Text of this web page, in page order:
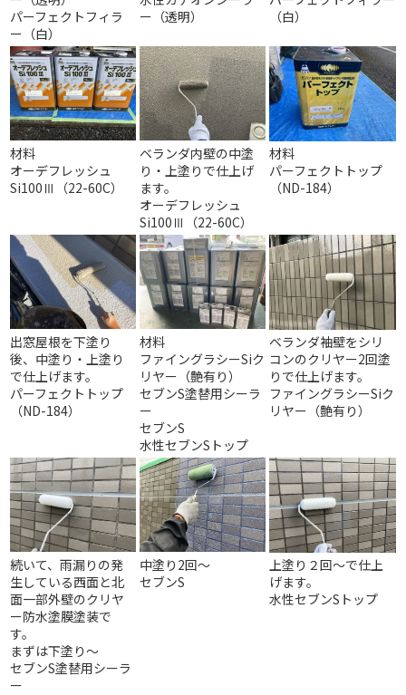
パーフェクトフィラ
ー（白）
ー（透明）
（白）
材料
オーデフレッシュ
Si100Ⅲ（22-60C）
ベランダ内壁の中塗
り・上塗りで仕上げ
ます。
オーデフレッシュ
Si100Ⅲ（22-60C）
材料
パーフェクトトップ
（ND-184）
出窓屋根を下塗り
後、中塗り・上塗り
で仕上げます。
パーフェクトトップ
（ND-184）
材料
ファイングラシーSiク
リヤー（艶有り）
セブンS塗替用シーラ
ー
セブンS
水性セブンSトップ
ベランダ袖壁をシリ
コンのクリヤー2回塗
りで仕上げます。
ファイングラシーSiク
リヤー（艶有り）
続いて、雨漏りの発
生している西面と北
面一部外壁のクリヤ
ー防水塗膜塗装で
す。
まずは下塗り～
セブンS塗替用シーラ
ー
中塗り2回～
セブンS
上塗り２回～で仕上
げます。
水性セブンSトップ